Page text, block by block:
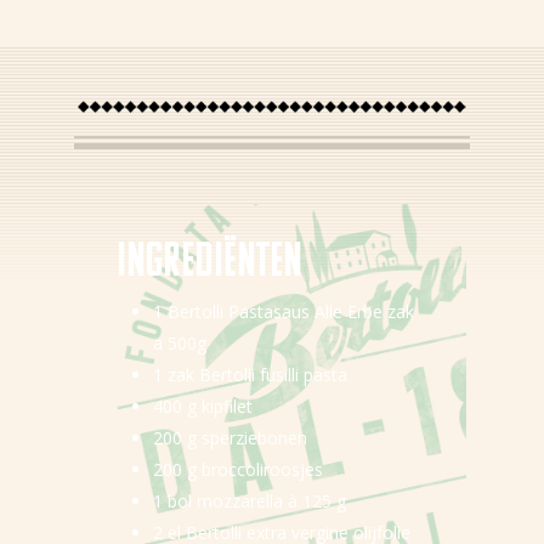
Ingredi ë nten
1 Bertolli Pastasaus Alle Erbe zak
a 500g
1 zak Bertolli fusilli pasta
400 g kipfilet
200 g sperziebonen
200 g broccoliroosjes
1 bol mozzarella à 125 g
2 el Bertolli extra vergine olijfolie
Tips & Tricks
Waar te koop
Home
NL (NL)
NL (BE)
EN